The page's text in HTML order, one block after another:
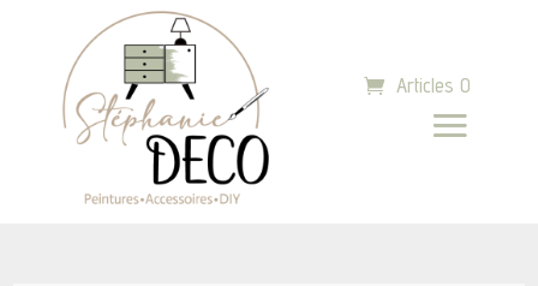
Articles 0